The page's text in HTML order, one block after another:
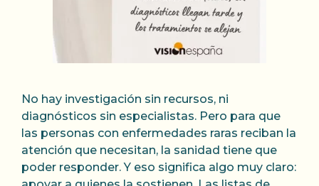
No hay investigación sin recursos, ni
diagnósticos sin especialistas. Pero para que
las personas con enfermedades raras reciban la
atención que necesitan, la sanidad tiene que
poder responder. Y eso significa algo muy claro: